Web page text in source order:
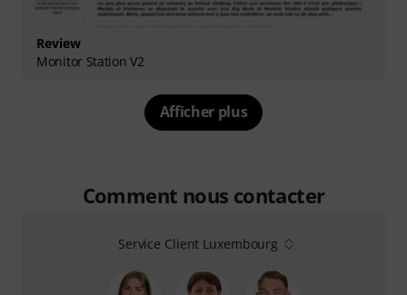
Review
Monitor Station V2
Afficher plus
Comment nous contacter
Service Client Luxembourg